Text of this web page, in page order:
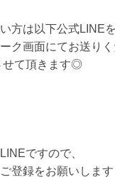
方は以下公式LINE
ク画面にてお送り
せて頂きます◎
ですので、
登録をお願いしま